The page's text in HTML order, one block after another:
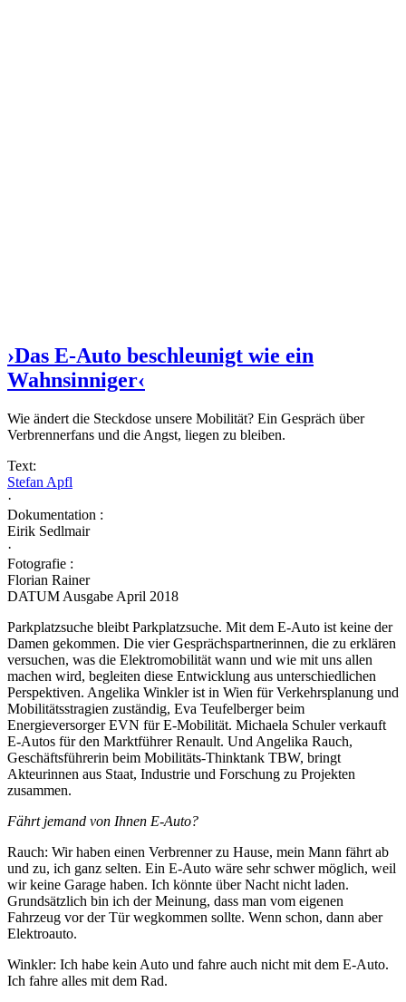
›Das E-Auto beschleunigt wie ein
Wahnsinniger‹
Wie ändert die Steckdose unsere Mobilität? Ein Gespräch über
Verbrennerfans und die Angst, liegen zu bleiben.
Text:
Stefan Apfl
·
Dokumentation :
Eirik Sedlmair
·
Fotografie :
Florian Rainer
DATUM Ausgabe April 2018
Parkplatzsuche bleibt Parkplatzsuche. Mit dem E-Auto ist keine der
Damen gekommen. Die vier Gesprächspartnerinnen, die zu erklären
versuchen, was die Elektromobilität wann und wie mit uns allen
machen wird, begleiten diese Entwicklung aus unterschiedlichen
Perspektiven. Angelika Winkler ist in Wien für Verkehrs­planung und
Mobilitätsstragien zuständig, Eva Teufelberger beim
Energieversorger EVN für E-Mobilität. Michaela Schuler verkauft
E-Autos für den Marktführer Renault. Und Angelika Rauch,
Geschäftsführerin beim Mobilitäts-­Thinktank TBW, bringt
Akteurinnen aus Staat, Industrie und Forschung zu Projekten
zusammen.
Fährt jemand von Ihnen E-Auto?
Rauch: Wir haben einen Verbrenner zu Hause, mein Mann fährt ab
und zu, ich ganz selten. Ein E-Auto wäre sehr schwer möglich, weil
wir keine Garage haben. Ich könnte über Nacht nicht laden.
Grundsätzlich bin ich der Meinung, dass man vom eigenen
Fahrzeug vor der Tür wegkommen sollte. Wenn schon, dann aber
Elektroauto.
Winkler: Ich habe kein Auto und fahre auch nicht mit dem E-Auto.
Ich fahre alles mit dem Rad.